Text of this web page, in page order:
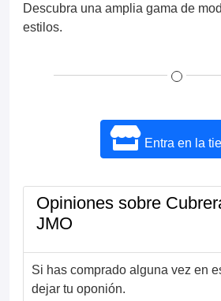
Descubra una amplia gama de
estilos.
Entra en la
Opiniones sobre
JMO
Si has comprado alguna vez en
dejar tu oponión.